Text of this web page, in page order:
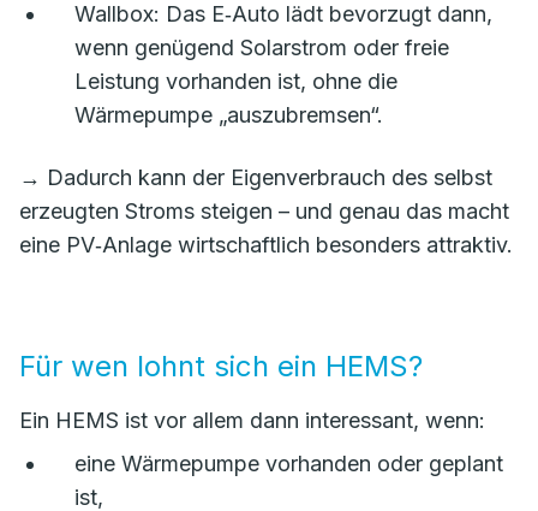
Wallbox: Das E‑Auto lädt bevorzugt dann,
wenn genügend Solarstrom oder freie
Leistung vorhanden ist, ohne die
Wärmepumpe „auszubremsen“.
→ Dadurch kann der Eigenverbrauch des selbst
erzeugten Stroms steigen – und genau das macht
eine PV‑Anlage wirtschaftlich besonders attraktiv.
Für wen lohnt sich ein HEMS?
Ein HEMS ist vor allem dann interessant, wenn:
eine Wärmepumpe vorhanden oder geplant
ist,